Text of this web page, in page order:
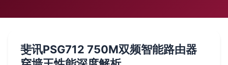
斐讯PSG712 750M双频智能路由器